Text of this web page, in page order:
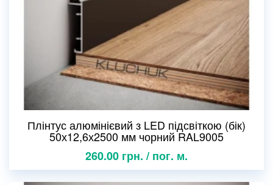
Плінтус алюмінієвий з LED підсвіткою (бік)
50х12,6х2500 мм чорний RAL9005
260.00 грн. / пог. м.